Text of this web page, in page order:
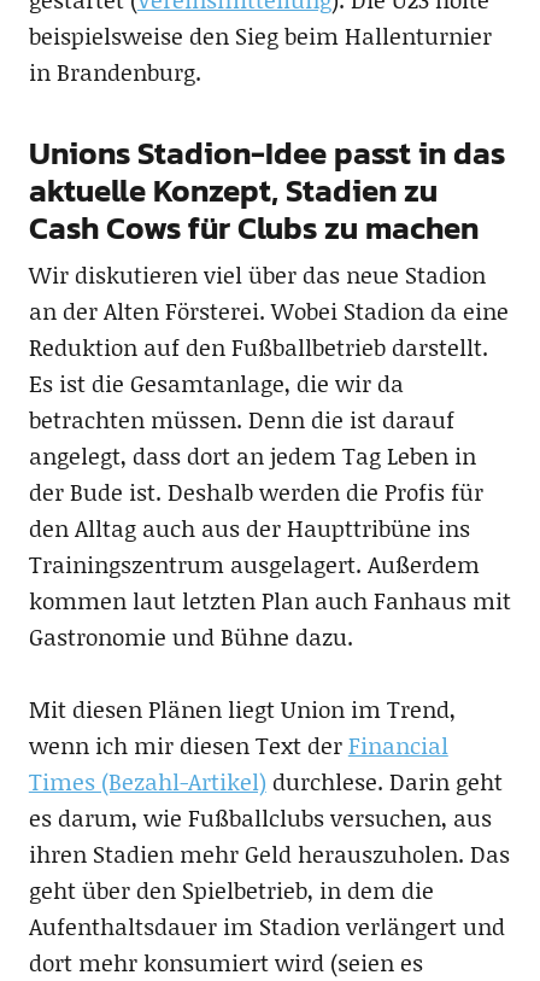
beispielsweise den Sieg beim Hallenturnier
in Brandenburg.
Unions Stadion-Idee passt in das
aktuelle Konzept, Stadien zu
Cash Cows für Clubs zu machen
Wir diskutieren viel über das neue Stadion
an der Alten Försterei. Wobei Stadion da eine
Reduktion auf den Fußballbetrieb darstellt.
Es ist die Gesamtanlage, die wir da
betrachten müssen. Denn die ist darauf
angelegt, dass dort an jedem Tag Leben in
der Bude ist. Deshalb werden die Profis für
den Alltag auch aus der Haupttribüne ins
Trainingszentrum ausgelagert. Außerdem
kommen laut letzten Plan auch Fanhaus mit
Gastronomie und Bühne dazu.
Mit diesen Plänen liegt Union im Trend,
wenn ich mir diesen Text derFinancial
Times (Bezahl-Artikel) durchlese. Darin geht
es darum, wie Fußballclubs versuchen, aus
ihren Stadien mehr Geld herauszuholen. Das
geht über den Spielbetrieb, in dem die
Aufenthaltsdauer im Stadion verlängert und
dort mehr konsumiert wird (seien es